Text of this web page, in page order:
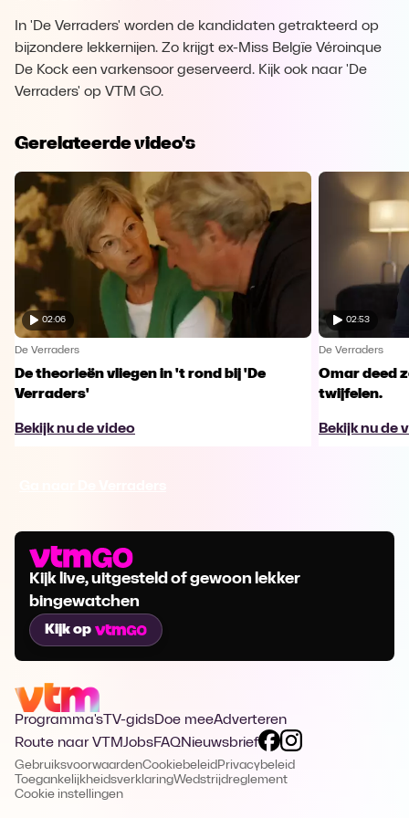
In 'De Verraders' worden de kandidaten getrakteerd op
bijzondere lekkernijen. Zo krijgt ex-Miss Belgïe Véroinque
De Kock een varkensoor geserveerd. Kijk ook naar 'De
Verraders' op VTM GO.
Gerelateerde video's
02:06
De Verraders
De theorieën vliegen in 't rond bij 'De
Verraders'
Bekijk nu de video
02:53
De Verraders
Omar deed
twijfelen.
Bekijk nu de
Kijk live, uitgesteld of gewoon lekker
bingewatchen
Kijk op
Programma's TV-gidsDoe meeAdverteren
Route naar VTMJobsFAQNieuwsbrief
GebruiksvoorwaardenCookiebeleid Privacybeleid
ToegankelijkheidsverklaringWedstrijdreglement
Cookie instellingen